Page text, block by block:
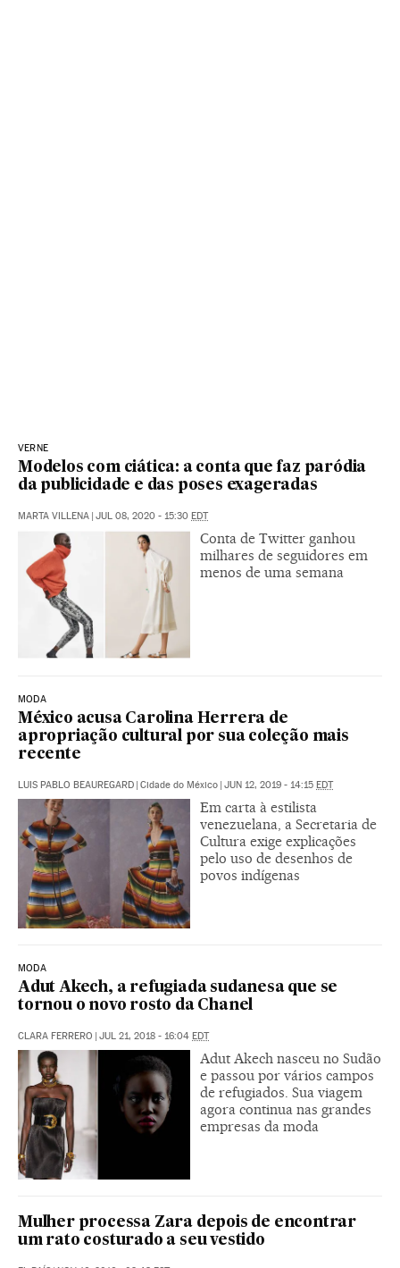
VERNE
Modelos com ciática: a conta que faz paródia
da publicidade e das poses exageradas
MARTA VILLENA JUL 08, 2020 - 15:30 EDT
Conta de Twitter ganhou
milhares de seguidores em
menos de uma semana
MODA
México acusa Carolina Herrera de
apropriação cultural por sua coleção mais
recente
LUIS PABLO BEAUREGARD Cidade do México JUN 12, 2019 - 14:15 EDT
Em carta à estilista
venezuelana, a Secretaria de
Cultura exige explicações
pelo uso de desenhos de
povos indígenas
MODA
Adut Akech, a refugiada sudanesa que se
tornou o novo rosto da Chanel
CLARA FERRERO | JUL 21, 2018 - 16:04 EDT
Adut Akech nasceu no Sudão
e passou por vários campos
de refugiados. Sua viagem
agora continua nas grandes
empresas da moda
Mulher processa Zara depois de encontrar
um rato costurado a seu vestido